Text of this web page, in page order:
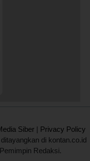
Siber | Privacy Policy
di kontan.co.id
Redaksi.